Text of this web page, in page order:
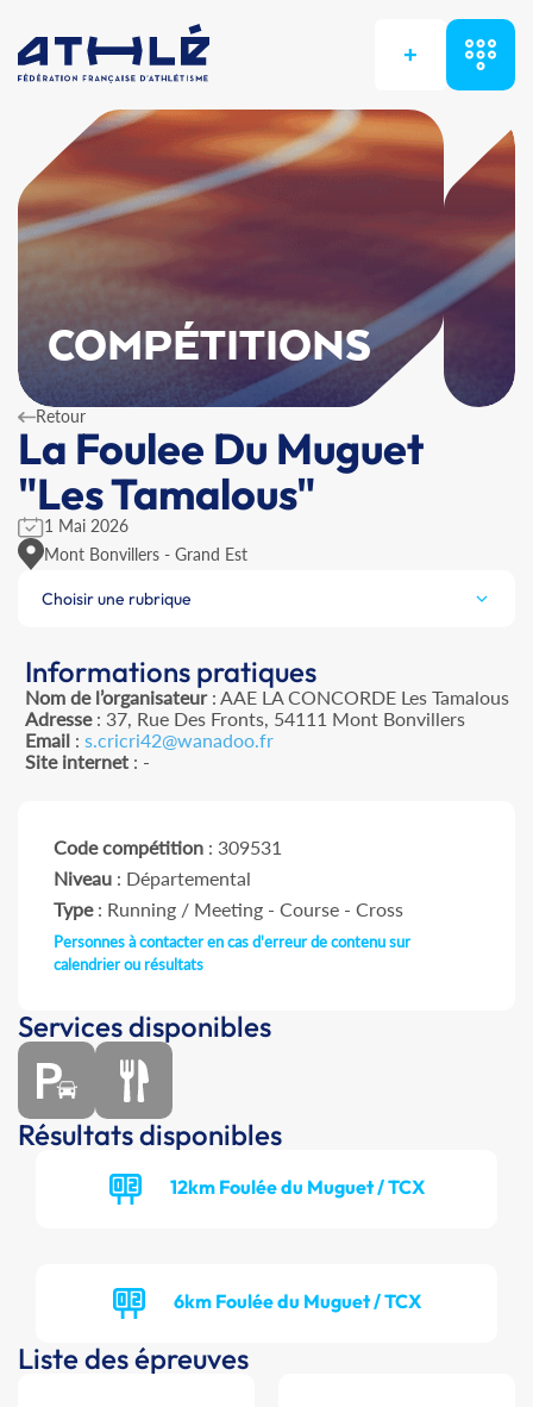
+
COMPÉTITIONS
Retour
La Foulee Du Muguet
"Les Tamalous"
1 Mai 2026
Mont Bonvillers - Grand Est
Choisir une rubrique
Informations pratiques
Nom de l’organisateur: AAE LA CONCORDE Les Tamalous
Adresse: 37, Rue Des Fronts, 54111 Mont Bonvillers
Email: s.cricri42@wanadoo.fr
Site internet: -
Code compétition : 309531
Niveau : Départemental
Type: Running / Meeting - Course - Cross
Personnes à contacter en cas d'erreur de contenu sur
calendrier ou résultats
Services disponibles
Résultats disponibles
12km Foulée du Muguet / TCX
6km Foulée du Muguet / TCX
Liste des épreuves